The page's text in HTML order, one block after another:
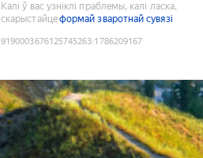
Калі ў вас узніклі праблемы, калі ласка,
скарыстайцеформай зваротнай сувязі
9190003676125745263:1786209167